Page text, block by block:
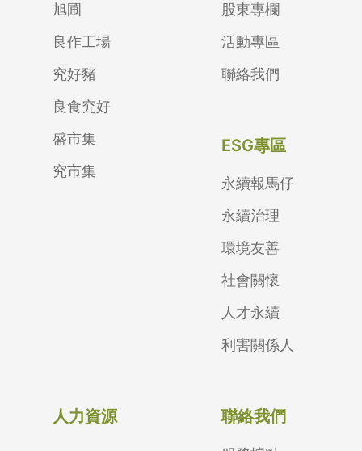
旭圃
良作工場
究好豬
良食究好
盛市集
究市集
股東專欄
活動專區
聯絡我們
ESG專區
永續報馬仔
永續治理
環境友善
社會關懷
人才永續
利害關係人
人力資源 聯絡我們